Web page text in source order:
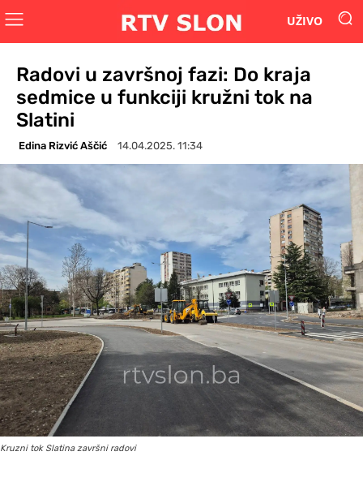
UŽIVO
Radovi u završnoj fazi: Do kraja
sedmice u funkciji kružni tok na
Slatini
Edina Rizvić Aščić 14.04.2025. 11:34
Kruzni tok Slatina završni radovi